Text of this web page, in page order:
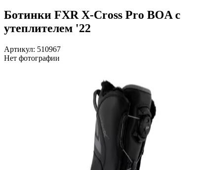
Ботинки FXR X-Cross Pro BOA с
утеплителем '22
Артикул: 510967
Нет фотографии